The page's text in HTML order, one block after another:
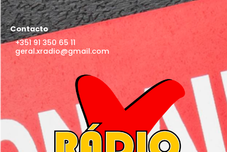
Contacto
+351 91 350 65 11
geral.xradio@gmail.com